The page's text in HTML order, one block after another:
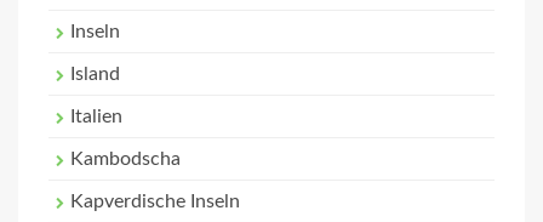
Inseln
Island
Italien
Kambodscha
Kapverdische Inseln